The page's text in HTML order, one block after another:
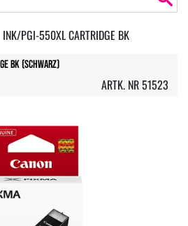
INK/PGI-550XL CARTRIDGE BK
BK (Schwarz)
ARTK. NR 51523